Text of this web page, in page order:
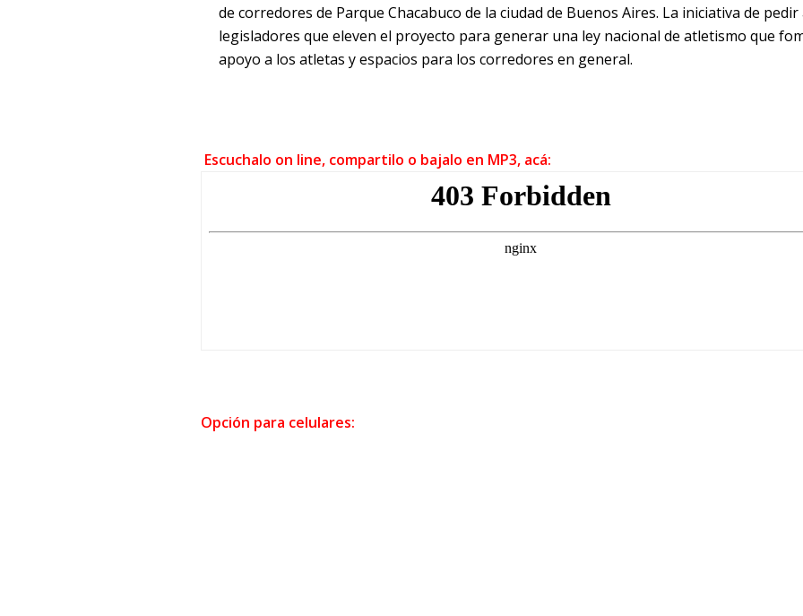
de corredores de Parque Chacabuco de la ciudad de Buenos Aires. La iniciativa de pedir
legisladores que eleven el proyecto para generar una ley nacional de atletismo que
apoyo a los atletas y espacios para los corredores en general.
Escuchalo on line, compartilo o bajalo en MP3, acá:
Opción para celulares: